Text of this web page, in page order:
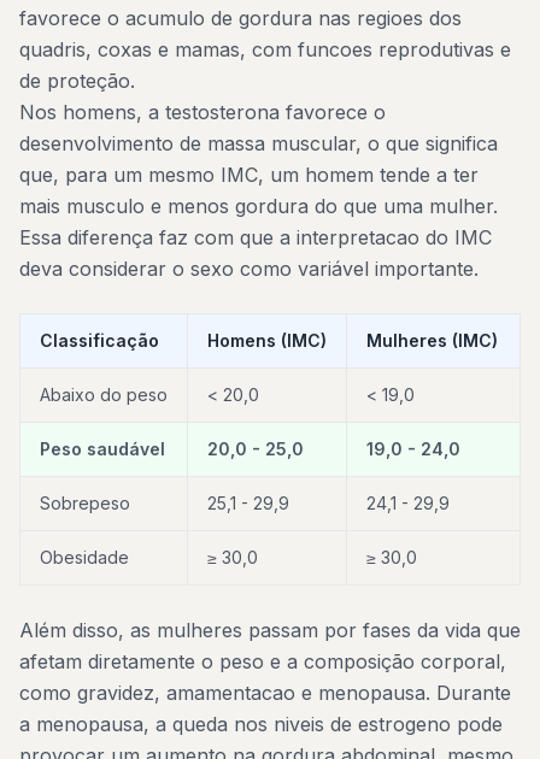
favorece o acumulo de gordura nas regioes dos
quadris, coxas e mamas, com funcoes reprodutivas e
de proteção.
Nos homens, a testosterona favorece o
desenvolvimento de massa muscular, o que significa
que, para um mesmo IMC, um homem tende a ter
mais musculo e menos gordura do que uma mulher.
Essa diferença faz com que a interpretacao do IMC
deva considerar o sexo como variável importante.
Classificação Homens (IMC) Mulheres (IMC)
Abaixo do peso < 20,0 < 19,0
Peso saudável 20,0 - 25,0 19,0 - 24,0
Sobrepeso 25,1 - 29,9 24,1 - 29,9
Obesidade ≥ 30,0 ≥ 30,0
Além disso, as mulheres passam por fases da vida que
afetam diretamente o peso e a composição corporal,
como gravidez, amamentacao e menopausa. Durante
a menopausa, a queda nos niveis de estrogeno pode